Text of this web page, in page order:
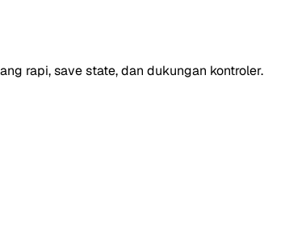
rapi, save state, dan dukungan kontroler.